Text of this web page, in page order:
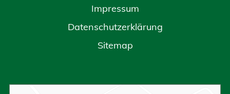
Impressum
Datenschutzerklärung
Sitemap